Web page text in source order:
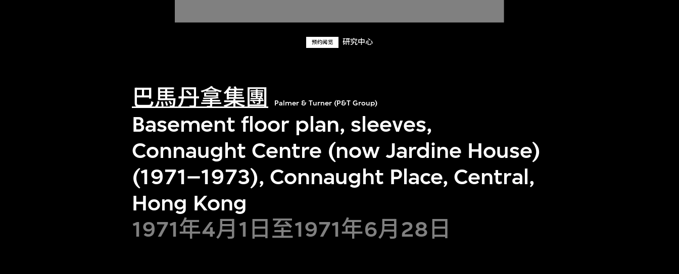
预约阅览 研究中心
巴馬丹拿集團 Palmer & Turner (P&T Group)
Basement floor plan, sleeves,
Connaught Centre (now Jardine House)
(1971–1973), Connaught Place, Central,
Hong Kong
1971年4月1日至1971年6月28日